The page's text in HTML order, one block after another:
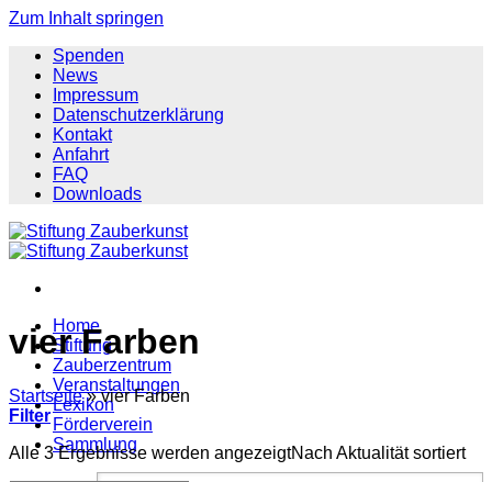
Zum Inhalt springen
Spenden
News
Impressum
Datenschutzerklärung
Kontakt
Anfahrt
FAQ
Downloads
Home
Stiftung
Zauberzentrum
Veranstaltungen
Lexikon
Förderverein
Sammlung
vier Farben
Startseite » vier Farben
Filter
Alle 3 Ergebnisse werden angezeigtNach Aktualität sortiert